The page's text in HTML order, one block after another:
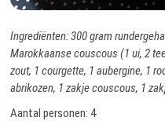
Ingrediënten: 300 gram
Marokkaanse couscous (1 ui, 2
zout, 1 courgette, 1 aubergine, 1
abrikozen, 1 zakje couscous, 1
Aantal personen: 4